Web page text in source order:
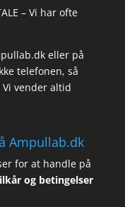
– Vi har ofte
eller på
telefonen, så
vender altid
Ampullab.dk
for at handle på
og betingelser